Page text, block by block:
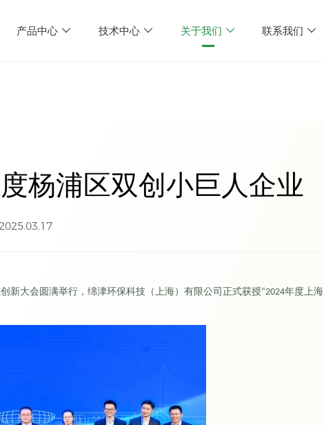
产品中心 技术中心 关于我们 联系我们
杨浦区双创小巨人企业
2025.03.17
新大会圆满举行，绵津环保科技（上海）有限公司正式获授“2024年度上海